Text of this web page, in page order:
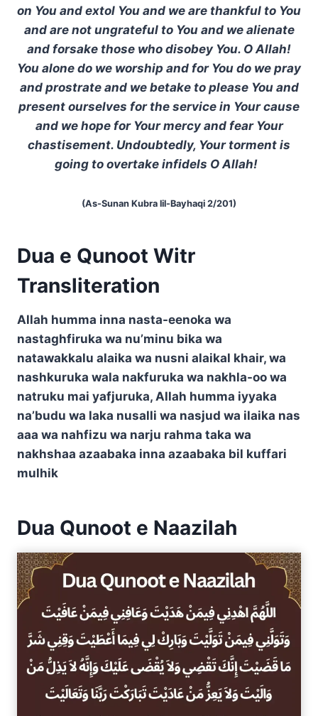
on You and extol You and we are thankful to You
and are not ungrateful to You and we alienate
and forsake those who disobey You. O Allah!
You alone do we worship and for You do we pray
and prostrate and we betake to please You and
present ourselves for the service in Your cause
and we hope for Your mercy and fear Your
chastisement. Undoubtedly, Your torment is
going to overtake infidels O Allah!
(As-Sunan Kubra lil-Bayhaqi 2/201)
Dua e Qunoot Witr
Transliteration
Allah humma inna nasta-eenoka wa
nastaghfiruka wa nu’minu bika wa
natawakkalu alaika wa nusni alaikal khair, wa
nashkuruka wala nakfuruka wa nakhla-oo wa
natruku mai yafjuruka, Allah humma iyyaka
na’budu wa laka nusalli wa nasjud wa ilaika nas
aaa wa nahfizu wa narju rahma taka wa
nakhshaa azaabaka inna azaabaka bil kuffari
mulhik
Dua Qunoot e Naazilah